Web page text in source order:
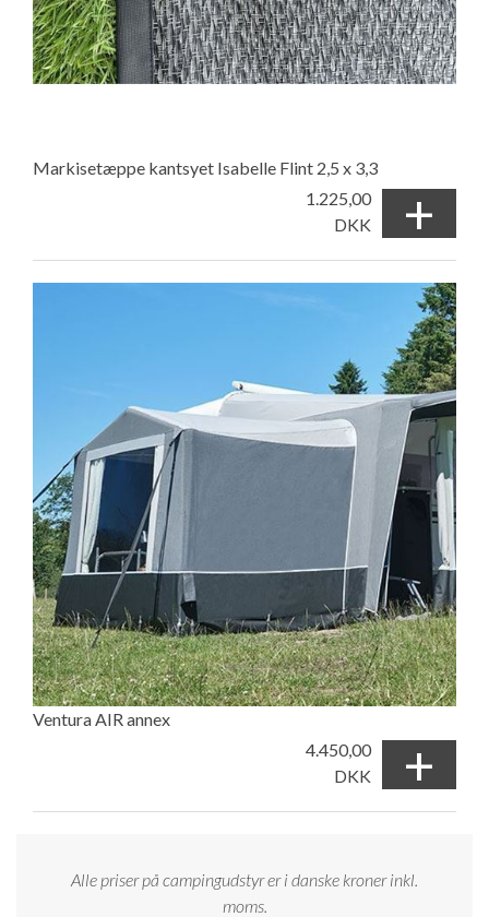
Markisetæppe kantsyet Isabelle Flint 2,5 x 3,3
1.225,00
DKK
+
Ventura AIR annex
4.450,00
DKK
+
Alle priser på campingudstyr er i danske kroner inkl.
moms.